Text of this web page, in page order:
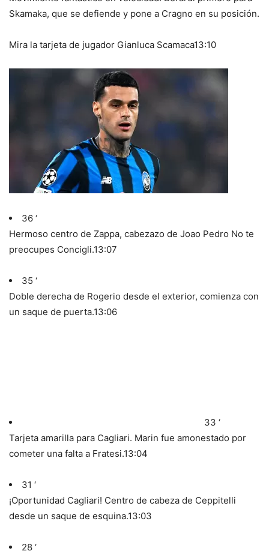
Skamaka, que se defiende y pone a Cragno en su posición.
Mira la tarjeta de jugador Gianluca Scamaca13:10
36 ‘
Hermoso centro de Zappa, cabezazo de Joao Pedro No te
preocupes Concigli.13:07
35 ‘
Doble derecha de Rogerio desde el exterior, comienza con
un saque de puerta.13:06
33 ‘
Tarjeta amarilla para Cagliari. Marin fue amonestado por
cometer una falta a Fratesi.13:04
31 ‘
¡Oportunidad Cagliari! Centro de cabeza de Ceppitelli
desde un saque de esquina.13:03
28 ‘